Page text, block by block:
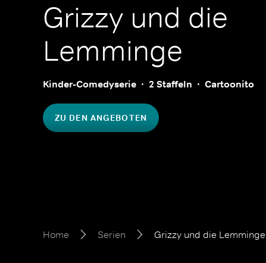
Grizzy und die
Lemminge
Kinder-Comedyserie 2 Staffeln Cartoonito
ZU DEN ANGEBOTEN
Home Serien Grizzy und die Lemminge